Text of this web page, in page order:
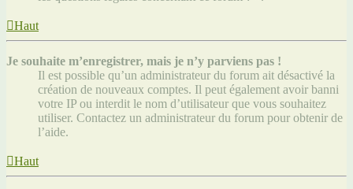
Haut
Je souhaite m’enregistrer, mais je n’y parviens pas !
Il est possible qu’un administrateur du forum ait désactivé la
création de nouveaux comptes. Il peut également avoir banni
votre IP ou interdit le nom d’utilisateur que vous souhaitez
utiliser. Contactez un administrateur du forum pour obtenir de
l’aide.
Haut